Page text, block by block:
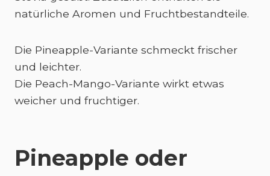
natürliche Aromen und Fruchtbestandteile.
Die Pineapple-Variante schmeckt frischer
und leichter.
Die Peach-Mango-Variante wirkt etwas
weicher und fruchtiger.
Pineapple oder